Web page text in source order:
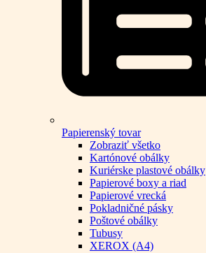
Papierenský tovar
Zobraziť všetko
Kartónové obálky
Kuriérske plastové obálky
Papierové boxy a riad
Papierové vrecká
Pokladničné pásky
Poštové obálky
Tubusy
XEROX (A4)